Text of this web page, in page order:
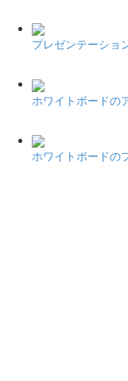
プレゼンテーショ
ホワイトボード
ホワイトボード